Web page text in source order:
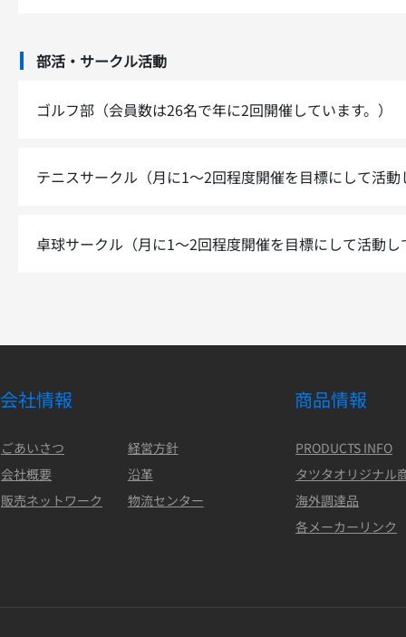
部活・サークル活動
ゴルフ部（会員数は26名で年に2回開催しています。）
テニスサークル（月に1～2回程度開催を目標にして活動
卓球サークル（月に1～2回程度開催を目標にして活動し
会社情報
ごあいさつ
経営方針
会社概要
沿革
販売ネットワーク
物流センター
商品情報
PRODUCTS INFO
タツタオリジナル
海外調達品
各メーカーリンク